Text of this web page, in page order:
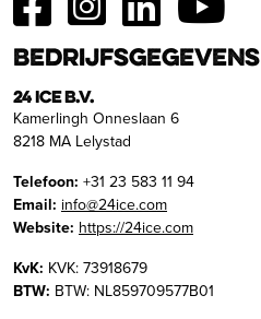
Bedrijfsgegevens
24 ICE B.V.
Kamerlingh Onneslaan 6
8218 MA Lelystad
Telefoon: +31 23 583 11 94
Email: info@24ice.com
Website: https://24ice.com
KvK: KVK: 73918679
BTW: BTW: NL859709577B01